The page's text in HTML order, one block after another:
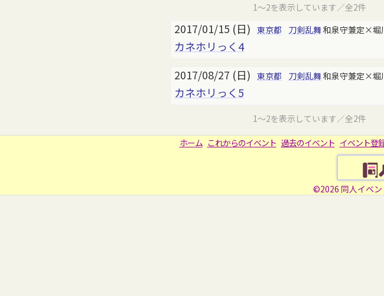
1～2を表示しています／全2件
2017/01/15 (日) 東京都 刀剣乱舞和泉守兼定×堀
カネホリっく4
2017/08/27 (日) 東京都 刀剣乱舞和泉守兼定×堀
カネホリっく5
1～2を表示しています／全2件
ホーム これからのイベント 過去のイベント イベント登
©2026 同人イベン